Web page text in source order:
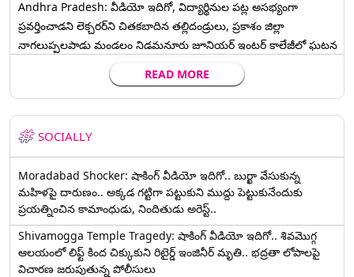
Andhra Pradesh: వీడియో ఇదిగో, విద్యార్థినుల పట్ల అసభ్యంగా
ప్రవర్తించాడని లెక్చ‌ర‌ర్‌ని చిత‌క‌బాదిన త‌ల్లిదండ్రులు, ప్రకాశం జిల్లా
నాగలుప్పలపాడు మండలం నిడమనూరు జూనియర్ ఇంటర్ కాలేజీలో ఘటన
READ MORE
SOCIALLY
Moradabad Shocker: షాకింగ్ వీడియో ఇదిగో.. బుర్ఖా వేసుకున్న
మహిళపై దారుణం.. అక్కడ గట్టిగా పట్టుకుని ముద్దు పెట్టుకునేందుకు
ప్రయత్నించిన కామాంధుడు, నిందితుడు అరెస్ట్..
Shivamogga Temple Tragedy: షాకింగ్ వీడియో ఇదిగో.. శివమొగ్గ
ఆలయంలో లిఫ్ట్ కింద చిక్కుకుని రిటైర్డ్ ఇంజినీర్ మృతి.. భద్రతా లోపాలపై
విచారణ జరుపుతున్న పోలీసులు